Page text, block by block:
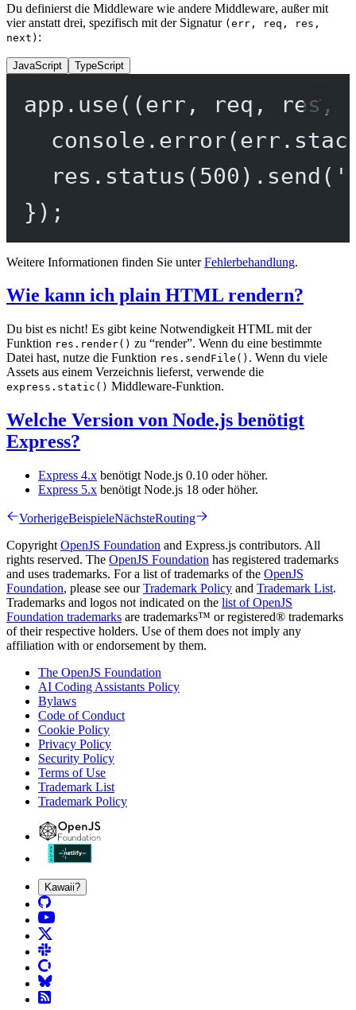
Du definierst die Middleware wie andere Middleware, außer mit
vier anstatt drei, spezifisch mit der Signatur (err, req, res,
next) :
JavaScript TypeScript
app. use((err , req , res,
console. error
res. status ( 500 ). send (
});
Weitere Informationen finden Sie unterFehlerbehandlung.
Wie kann ich plain HTML rendern?
Du bist es nicht! Es gibt keine Notwendigkeit HTML mit der
Funktion res.render() zu “render”. Wenn du eine bestimmte
Datei hast, nutze die Funktion res.sendFile() . Wenn du viele
Assets aus einem Verzeichnis lieferst, verwende die
express.static() Middleware-Funktion.
Welche Version von Node.js benötigt
Express?
Express 4.x benötigt Node.js 0.10 oder höher.
Express 5.x benötigt Node.js 18 oder höher.
VorherigeBeispieleNächsteRouting
Copyright OpenJS Foundation and Express.js contributors. All
rights reserved. The OpenJS Foundation has registered trademarks
and uses trademarks. For a list of trademarks of the OpenJS
Foundation, please see ourTrademark Policy and Trademark List.
Trademarks and logos not indicated on the list of OpenJS
Foundation trademarks are trademarks™ or registered® trademarks
of their respective holders. Use of them does not imply any
affiliation with or endorsement by them.
The OpenJS Foundation
AI Coding Assistants Policy
Bylaws
Code of Conduct
Cookie Policy
Privacy Policy
Security Policy
Terms of Use
Trademark List
Trademark Policy
Kawaii?